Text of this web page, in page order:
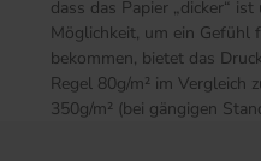
dass das Papier „dicker“
Möglichkeit, um ein Gefühl
bekommen, bietet das
Regel 80g/m² im Vergleich
350g/m² (bei gängigen